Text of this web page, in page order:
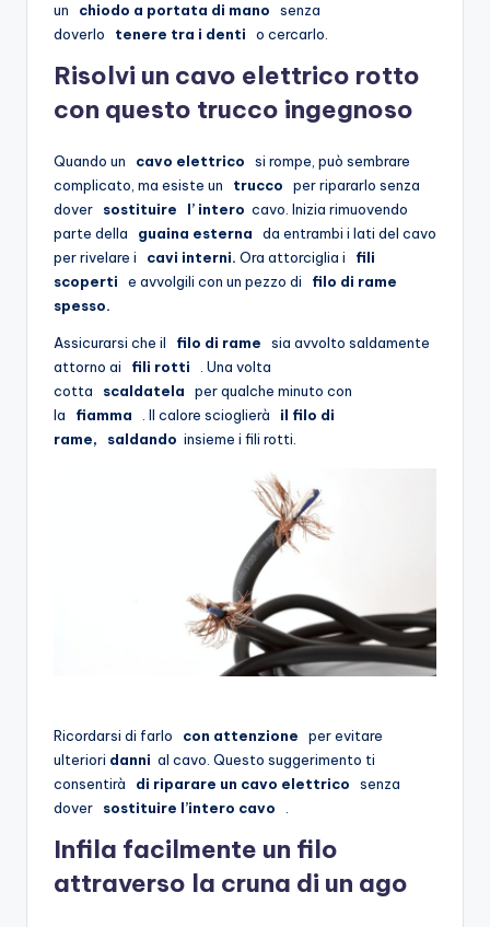
un chiodo a portata di mano senza
doverlo tenere tra i denti o cercarlo.
Risolvi un cavo elettrico rotto
con questo trucco ingegnoso
Quando un cavo elettrico si rompe, può sembrare
complicato, ma esiste un trucco per ripararlo senza
dover sostituire l’ intero cavo. Inizia rimuovendo
parte della guaina esterna da entrambi i lati del cavo
per rivelare i cavi interni. Ora attorciglia i fili
scoperti e avvolgili con un pezzo di filo di rame
spesso.
Assicurarsi che il filo di rame sia avvolto saldamente
attorno ai fili rotti . Una volta
cotta scaldatela per qualche minuto con
la fiamma . Il calore scioglierà il filo di
rame, saldando insieme i fili rotti.
Ricordarsi di farlo con attenzione per evitare
ulteriori danni al cavo. Questo suggerimento ti
consentirà di riparare un cavo elettrico senza
dover sostituire l’intero cavo .
Infila facilmente un filo
attraverso la cruna di un ago